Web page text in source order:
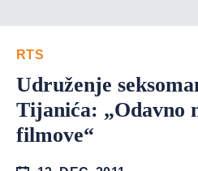
RTS
Udruženje
Tijanića: „Odavno
filmove“